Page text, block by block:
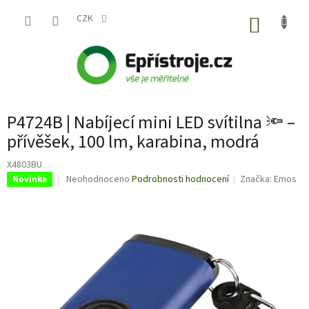
CZK
P4724B | Nabíjecí mini LED svítilna 🔦 –
přívěšek, 100 lm, karabina, modrá
X4803BU
Novinka
Průměrné
hvězdiček.
Neohodnoceno Podrobnosti hodnocení Značka:Emos